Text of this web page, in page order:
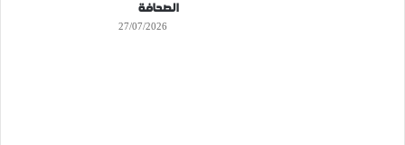
الصحافة
27/07/2026